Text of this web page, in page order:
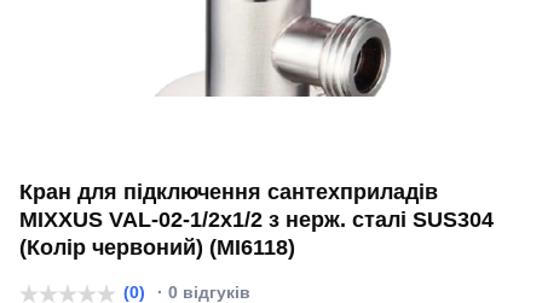
Кран для підключення сантехприладів
MIXXUS VAL-02-1/2x1/2 з нерж. сталі SUS304
(Колір червоний) (MI6118)
(0) · 0 відгуків